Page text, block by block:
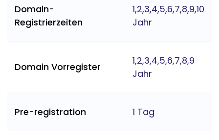
Domain-
Registrierzeiten
1,2,3,4,5,6,7,8,9,10
Jahr
Domain Vorregister
1,2,3,4,5,6,7,8,9
Jahr
Pre-registration 1 Tag